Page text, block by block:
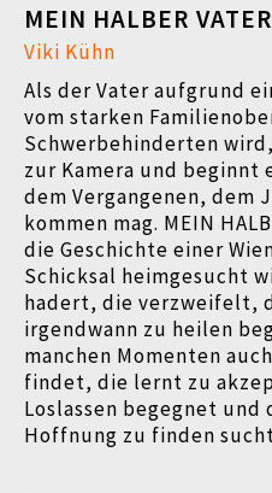
MEIN HALBER VATER
Viki Kühn
Als der Vater aufgrund
vom starken
Schwerbehinderten
zur Kamera und beginnt
dem Vergangenen, dem
kommen mag. MEIN
die Geschichte einer
Schicksal heimgesucht
hadert, die verzweifelt,
irgendwann zu heilen
manchen Momenten
findet, die lernt zu
Loslassen begegnet und
Hoffnung zu finden